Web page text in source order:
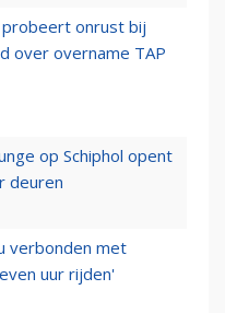
onrust bij
over overname TAP
op Schiphol opent
deuren
verbonden met
uur rijden'